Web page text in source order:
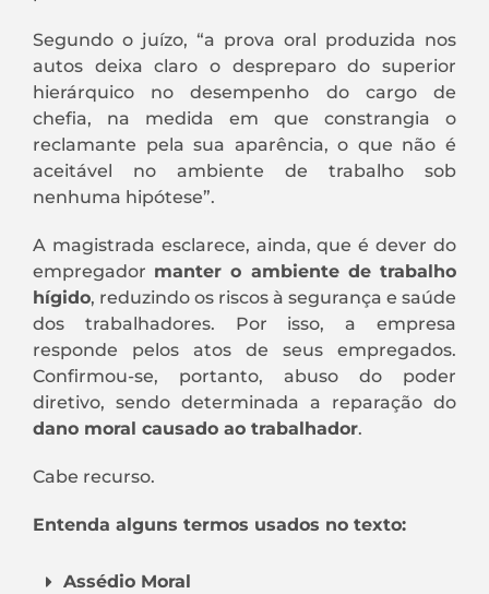
Segundo o juízo, “a prova oral produzida nos
autos deixa claro o despreparo do superior
hierárquico no desempenho do cargo de
chefia, na medida em que constrangia o
reclamante pela sua aparência, o que não é
aceitável no ambiente de trabalho sob
nenhuma hipótese”.
A magistrada esclarece, ainda, que é dever do
empregador manter o ambiente de trabalho
hígido, reduzindo os riscos à segurança e saúde
dos trabalhadores. Por isso, a empresa
responde pelos atos de seus empregados.
Confirmou-se, portanto, abuso do poder
diretivo, sendo determinada a reparação do
dano moral causado ao trabalhador.
Cabe recurso.
Entenda alguns termos usados no texto:
Assédio Moral